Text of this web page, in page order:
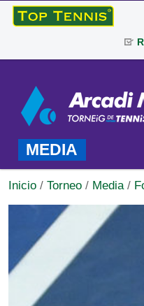
Cambiar
|
navegación
Personales
TORNEO
MEDIA
Inicio / Torneo / Media /